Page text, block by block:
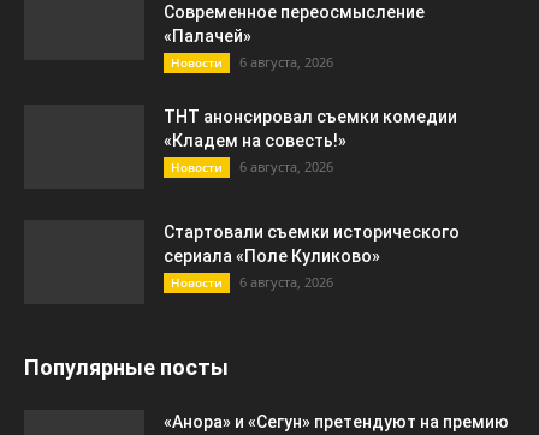
Современное переосмысление
«Палачей»
Новости 6 августа, 2026
ТНТ анонсировал съемки комедии
«Кладем на совесть!»
Новости 6 августа, 2026
Стартовали съемки исторического
сериала «Поле Куликово»
Новости 6 августа, 2026
Популярные посты
«Анора» и «Сегун» претендуют на премию